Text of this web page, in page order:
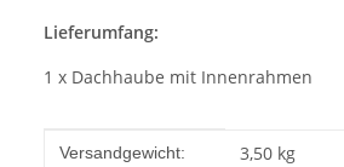
Lieferumfang:
1 x Dachhaube mit Innenrahmen
Produkteigenschaft
Wert
Versandgewicht: 3,50 kg